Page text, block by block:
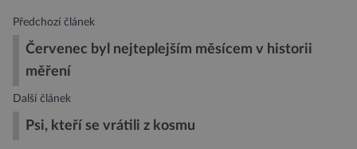
Předchozí článek
Červenec byl nejteplejším měsícem v historii
měření
Další článek
Psi, kteří se vrátili z kosmu